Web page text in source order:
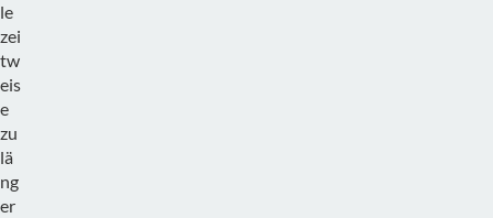
le
zei
tw
eis
e
zu
lä
ng
er